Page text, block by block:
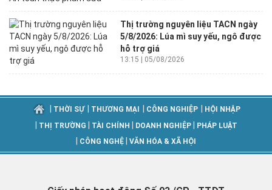
Thị trường nguyên liệu TACN ngày
5/8/2026: Lúa mì suy yếu, ngô được
hỗ trợ giá
13:15 | 05/08/2026
THỜI SỰ THƯƠNG MẠI CÔNG NGHIỆP HỘI NHẬP
THỊ TRƯỜNG TÀI CHÍNH DOANH NGHIỆP PHÁP LUẬT
CÔNG NGHỆ VĂN HÓA & XÃ HỘI